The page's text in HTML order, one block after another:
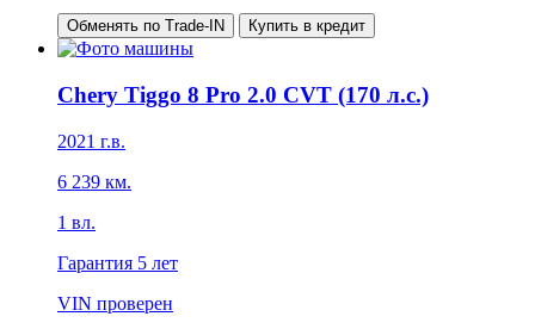
Обменять по Trade-IN Купить в кредит
Chery Tiggo 8 Pro 2.0 CVT (170 л.с.)
2021 г.в.
6 239 км.
1 вл.
Гарантия 5 лет
VIN проверен